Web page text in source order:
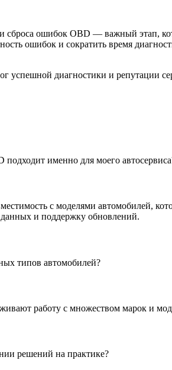
сброса ошибок OBD — важный этап,
ошибок и сократить время
успешной диагностики и репутации
именно для моего
с моделями автомобилей,
данных и поддержку обновлений.
типов автомобилей?
работу с множеством марок и
решений на практике?